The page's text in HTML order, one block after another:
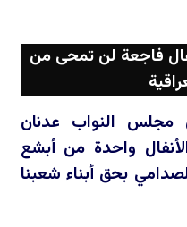
فاجعة لن تمحى من
مجلس النواب عدنان
واحدة من أبشع
بحق أبناء شعبنا